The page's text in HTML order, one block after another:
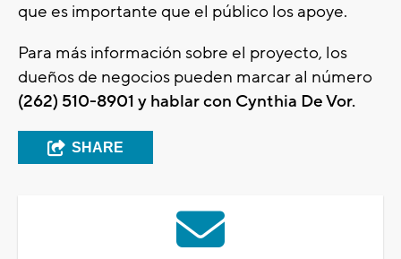
que es importante que el público los apoye.
Para más información sobre el proyecto, los
dueños de negocios pueden marcar al número
(262) 510-8901 y hablar con Cynthia De Vor.
SHARE